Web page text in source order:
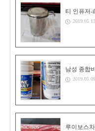
티 인퓨저-
2019.05.13
남성 종합
2019.05.09
루이보스차